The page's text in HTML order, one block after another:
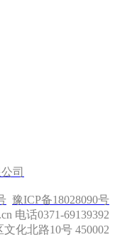
司
豫ICP备18028090号
电话0371-69139392
化北路10号 450002